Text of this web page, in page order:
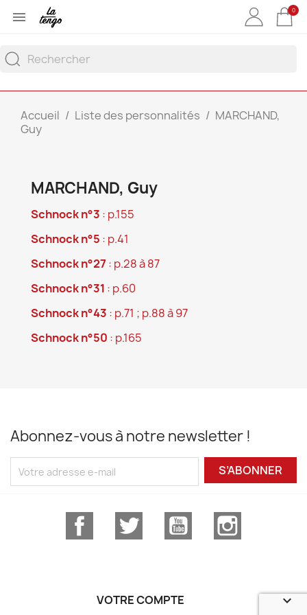
 0
Accueil Liste des personnalités
MARCHAND,
Guy
MARCHAND, Guy
Schnock n°3 : p.155
Schnock n°5 : p.41
Schnock n°27 : p.28 à 87
Schnock n°31 : p.60
Schnock n°43 : p.71 ; p.88 à 97
Schnock n°50 : p.165
Abonnez-vous à notre newsletter !
S’ABONNER
Facebook Twitter YouTube
VOTRE COMPTE 